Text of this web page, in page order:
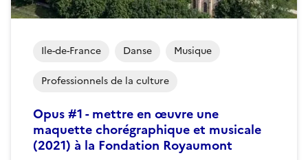
Opus #1 - mettre en œuvre une
maquette chorégraphique et musicale
(2021) à la Fondation Royaumont
Ile-de-France Danse Musique
Professionnels de la culture